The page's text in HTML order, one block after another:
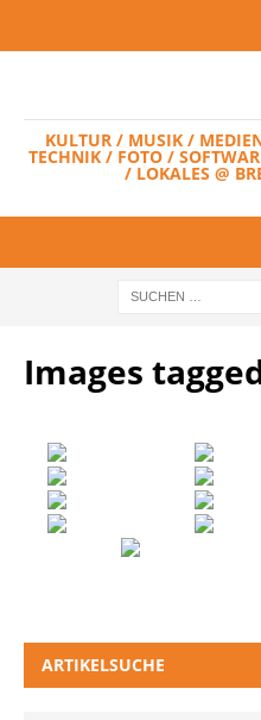
KULTUR / MUSIK /
TECHNIK / FOTO /
/ LOKALES @
Images
ARTIKELSUCHE